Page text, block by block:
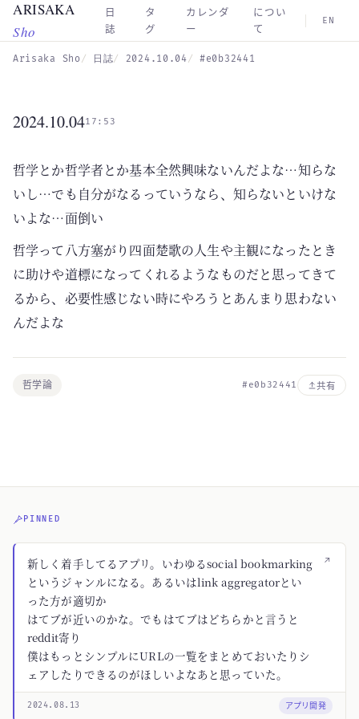
Skip to main content
ARISAKA
Sho
日
誌
タ
グ
カレンダ
ー
につい
て
EN
Arisaka Sho 日誌 2024.10.04 #e0b32441
2024.10.0417:53
哲学とか哲学者とか基本全然興味ないんだよな…知らな
いし…でも自分がなるっていうなら、知らないといけな
いよな…面倒い
哲学って八方塞がり四面楚歌の人生や主観になったとき
に助けや道標になってくれるようなものだと思ってきて
るから、必要性感じない時にやろうとあんまり思わない
んだよな
哲学論 #e0b32441 共有
PINNED
↗
新しく着手してるアプリ。いわゆるsocial bookmarking
というジャンルになる。あるいはlink aggregatorとい
った方が適切か
はてブが近いのかな。でもはてブはどちらかと言うと
reddit寄り
僕はもっとシンプルにURLの一覧をまとめておいたりシ
ェアしたりできるのがほしいよなあと思っていた。
2024.08.13 アプリ開発